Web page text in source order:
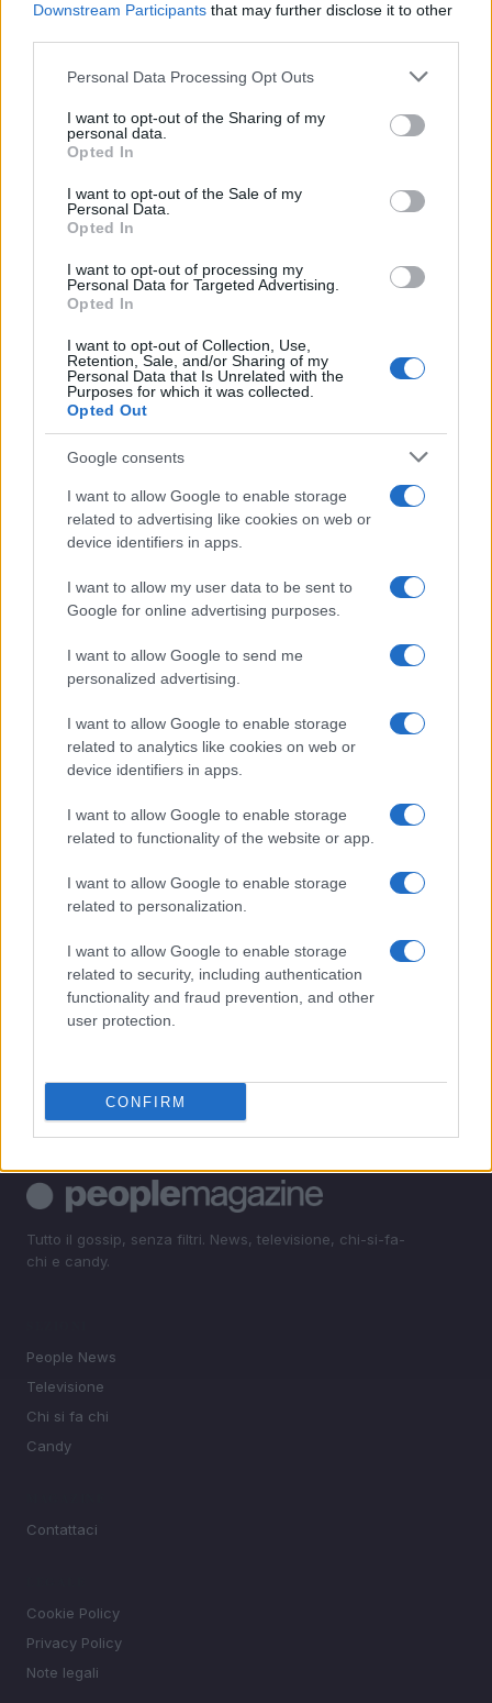
Downstream Participants that may further disclose it to other
Please note that this website/app uses one or more Google
not limited to your visit or usage behaviour. You may click to
grant or deny consent to Google and its third-party tags to
use your data for below specified purposes in below Google
consent section.
Personal Data Processing Opt Outs
I want to opt-out of the Sharing of my
personal data.
Opted In
I want to opt-out of the Sale of my
Personal Data.
Opted In
I want to opt-out of processing my
Personal Data for Targeted Advertising.
Opted In
I want to opt-out of Collection, Use,
Retention, Sale, and/or Sharing of my
Personal Data that Is Unrelated with the
Purposes for which it was collected.
Opted Out
Google consents
I want to allow Google to enable storage
related to advertising like cookies on web or
device identifiers in apps.
I want to allow my user data to be sent to
Google for online advertising purposes.
I want to allow Google to send me
personalized advertising.
I want to allow Google to enable storage
related to analytics like cookies on web or
device identifiers in apps.
I want to allow Google to enable storage
related to functionality of the website or app.
I want to allow Google to enable storage
related to personalization.
I want to allow Google to enable storage
related to security, including authentication
functionality and fraud prevention, and other
user protection.
CONFIRM
Club sociali a pagamento: vantaggi e svantaggi di un
nuovo modo di socializzare
Danza classica pop con Roberto Bolle: da dove
iniziare
Cristian Castiglioni · 4 Ago 2026
PIÙ LETTI
Don Antonio Mazzi: la vita e l’eredità del prete di strada
Bologna, morte di Abderrahim Fakir: autopsia e
tensioni politiche
Don Antonio Mazzi: la vita e l’eredità del fondatore di
Exodus
Nicola Gratteri attacca Matteo Salvini:
Tutto il gossip, senza filtri. News, televisione, chi-si-fa-
chi e candy.
People News
Televisione
Chi si fa chi
Candy
Contattaci
Cookie Policy
Privacy Policy
Note legali